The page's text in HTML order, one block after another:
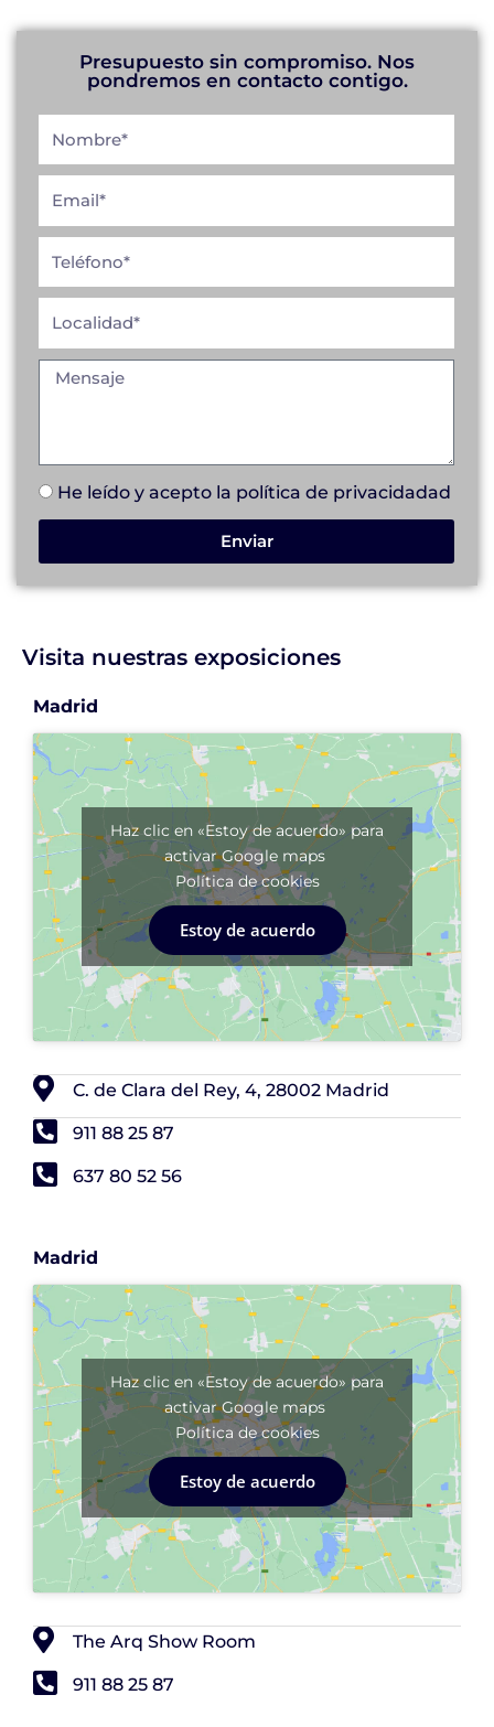
Presupuesto sin compromiso. Nos
pondremos en contacto contigo.
He leído y acepto la política de privacidadad
Enviar
Visita nuestras exposiciones
Madrid
Haz clic en «Estoy de acuerdo» para
activar Google maps
Política de cookies
Estoy de acuerdo
C. de Clara del Rey, 4, 28002 Madrid
911 88 25 87
637 80 52 56
Madrid
Haz clic en «Estoy de acuerdo» para
activar Google maps
Política de cookies
Estoy de acuerdo
The Arq Show Room
911 88 25 87